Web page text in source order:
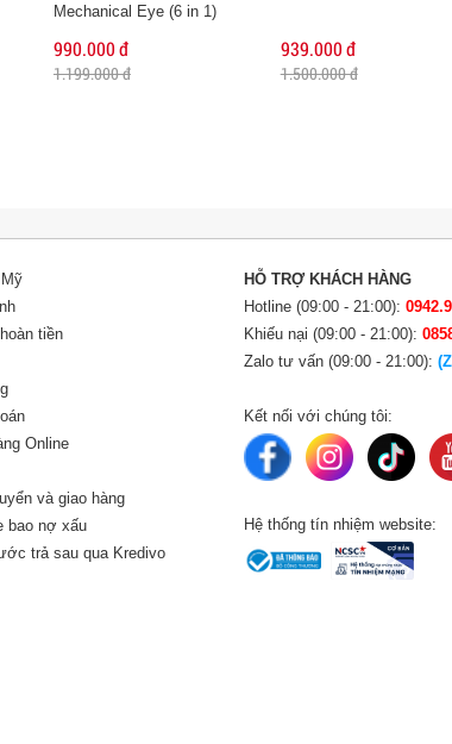
Mechanical Eye (6 in 1)
990.000 đ
1.199.000 đ
939.000 đ
1.500.000 đ
tiền
Online
và giao hàng
bao nợ xấu
trả sau qua Kredivo
HỖ TRỢ KHÁCH HÀNG
Hotline (09:00 - 21:00):
Khiếu nại (09:00 - 21:00):
Zalo tư vấn (09:00 - 21:00):
Kết nối với chúng tôi:
Hệ thống tín nhiệm website: